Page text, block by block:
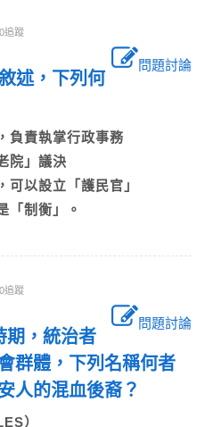
0追蹤
問題討論
述，下列何
負責執掌行政事務
院」議決
可以設立「護民官」
「制衡」。
0追蹤
問題討論
期，統治者
群體，下列名稱何者
人的混血後裔？
）